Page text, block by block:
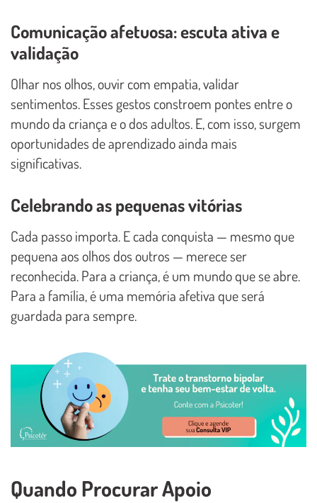
Comunicação afetuosa: escuta ativa e
validação
Olhar nos olhos, ouvir com empatia, validar
sentimentos. Esses gestos constroem pontes entre o
mundo da criança e o dos adultos. E, com isso, surgem
oportunidades de aprendizado ainda mais
significativas.
Celebrando as pequenas vitórias
Cada passo importa. E cada conquista — mesmo que
pequena aos olhos dos outros — merece ser
reconhecida. Para a criança, é um mundo que se abre.
Para a família, é uma memória afetiva que será
guardada para sempre.
Quando Procurar Apoio